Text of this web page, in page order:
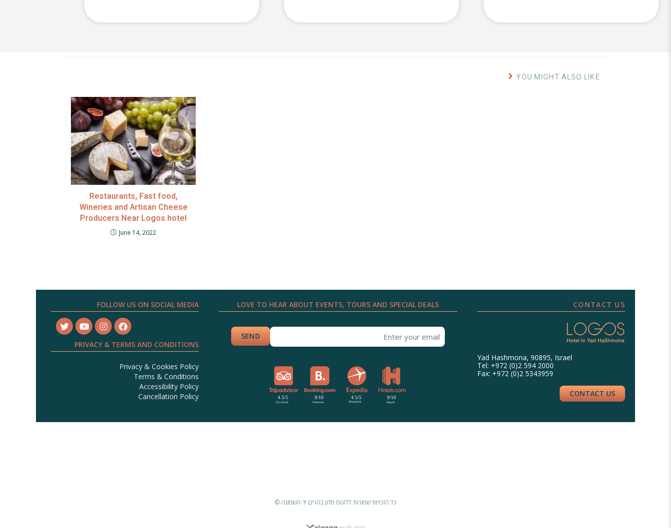
YOU MIGHT ALSO LIKE
Restaurants, Fast food,
Wineries and Artisan Cheese
Producers Near Logos hotel
June 14, 2022
CONTACT US
Yad Hashmona, 90895, Israel
Tel: +972 (0)2 594 2000
Fax: +972 (0)2 5343959
CONTACT US
LOVE TO HEAR ABOUT EVENTS, TOURS AND SPECIAL DEALS
FOLLOW US ON SOCIAL MEDIA
PRIVACY & TERMS AND CONDITIONS
Privacy & Cookies Policy
Terms & Conditions
Accessibility Policy
Cancellation Policy
כל הזכויות שמורות ללוגוס מלון בהרים יד השמונה ©